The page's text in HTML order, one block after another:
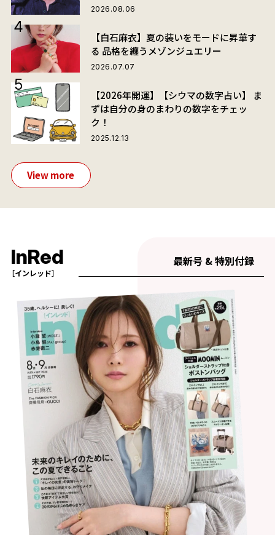
2026.08.06
【白石麻衣】夏の装いをモードに昇華す
る 品格を纏うメゾンジュエリー
2026.07.07
【2026年開運】【シウマの数字占い】 ま
ずは自分の身のまわりの数字をチェッ
ク！
2025.12.13
View more
InRed
［インレッド］
最新号 & 特別付録